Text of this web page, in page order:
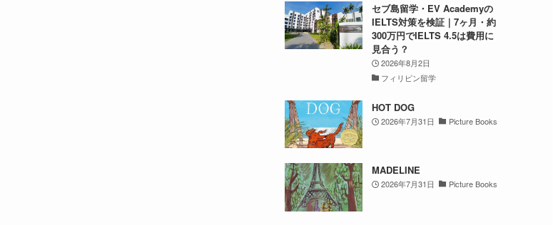
セブ島留学・EV Academyの
IELTS対策を検証｜7ヶ月・約
300万円でIELTS 4.5は費用に
見合う？
2026年8月2日
フィリピン留学
HOT DOG
2026年7月31日 Picture Books
MADELINE
2026年7月31日 Picture Books